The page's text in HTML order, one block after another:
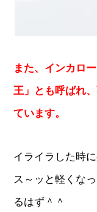
また、インカロ
王」とも呼ばれ
ています。
イライラした時
ス～ッと軽くな
るはず＾＾